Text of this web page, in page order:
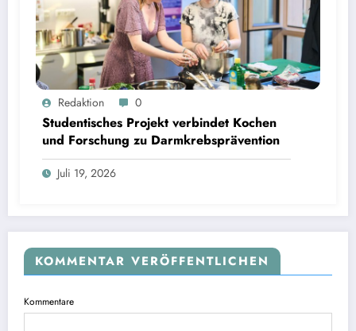
Studentisches Projekt verbindet Kochen und Forschung zu Darmkrebsprävention | Bild:
Fabian Vogl / TUM
Redaktion 0
Studentisches Projekt verbindet Kochen
und Forschung zu Darmkrebsprävention
Juli 19, 2026
KOMMENTAR VERÖFFENTLICHEN
Kommentare